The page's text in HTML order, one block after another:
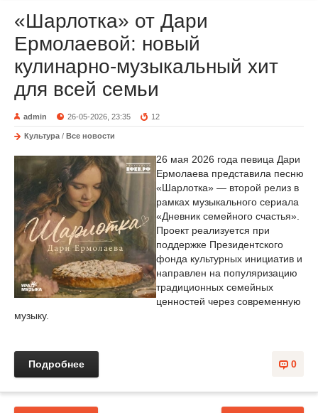
«Шарлотка» от Дари
Ермолаевой: новый
кулинарно-музыкальный хит
для всей семьи
admin 26-05-2026, 23:35 12
Культура / Все новости
26 мая 2026 года певица Дари
Ермолаева представила песню
«Шарлотка» — второй релиз в
рамках музыкального сериала
«Дневник семейного счастья».
Проект реализуется при
поддержке Президентского
фонда культурных инициатив и
направлен на популяризацию
традиционных семейных
ценностей через современную
музыку.
0
Подробнее